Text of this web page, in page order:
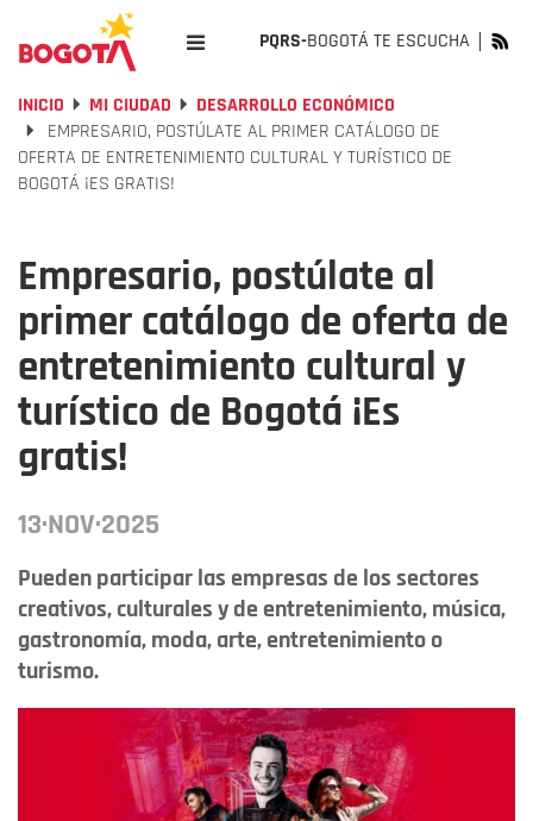
PQRS-BOGOTÁ TE ESCUCHA
INICIO MI CIUDAD
DESARROLLO ECONÓMICO
EMPRESARIO, POSTÚLATE AL PRIMER CATÁLOGO DE
OFERTA DE ENTRETENIMIENTO CULTURAL Y TURÍSTICO DE
BOGOTÁ ¡ES GRATIS!
Empresario, postúlate al
primer catálogo de oferta de
entretenimiento cultural y
turístico de Bogotá ¡Es
gratis!
13·NOV·2025
Pueden participar las empresas de los sectores
creativos, culturales y de entretenimiento, música,
gastronomía, moda, arte, entretenimiento o
turismo.